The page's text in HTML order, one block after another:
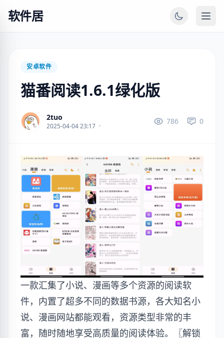
软件居
安卓软件
猫番阅读1.6.1绿化版
2tuo
2025-04-04 23:17 ·
786 0
一款汇集了小说、漫画等多个资源的阅读软
件，内置了超多不同的数据书源，各大知名小
说、漫画网站都能观看，资源类型非常的丰
富，随时随地享受高质量的阅读体验。〖解锁